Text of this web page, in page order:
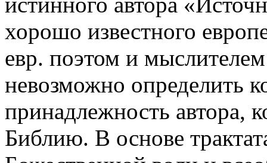
хорошо известного
евр. поэтом и
невозможно определить
принадлежность автора,
Библию. В основе